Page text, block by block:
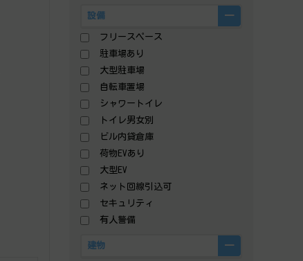
設備
フリースペース
駐車場あり
大型駐車場
自転車置場
シャワートイレ
トイレ男女別
ビル内貸倉庫
荷物EVあり
大型EV
ネット回線引込可
セキュリティ
有人警備
建物